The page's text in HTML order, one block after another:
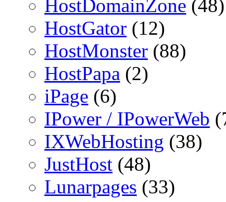
HostDomainZone (48)
HostGator (12)
HostMonster (88)
HostPapa (2)
iPage (6)
IPower / IPowerWeb
IXWebHosting (38)
JustHost (48)
Lunarpages (33)